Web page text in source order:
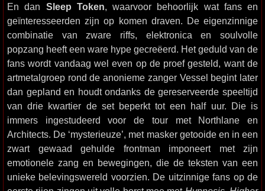
En dan Sleep Token, waarvoor behoorlijk wat fans en
geïnteresseerden zijn op komen draven. De eigenzinnige
combinatie van zware riffs, elektronica en soulvolle
popzang heeft een ware hype gecreëerd. Het geduld van de
fans wordt vandaag wel even op de proef gesteld, want de
artmetalgroep rond de anonieme zanger Vessel begint later
dan gepland en houdt ondanks de gereserveerde speeltijd
van drie kwartier de set beperkt tot een half uur. Die is
immers ingestudeerd voor de tour met Northlane en
Architects. De ‘mysterieuze’, met masker getooide en in een
zwart gewaad gehulde frontman imponeert met zijn
emotionele zang en bewegingen, die de teksten van een
unieke belevingswereld voorzien. De uitzinnige fans op de